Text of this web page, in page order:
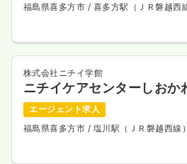
給与 22.2万円〜/月 賞与2回
※一例
時間 8:45～17:00
日祝休み
オンコールあり 月給28
気になる
福島県喜多方市 / 喜多方駅（ＪＲ磐越西
株式会社ニチイ学館
ニチイケアセンターしおか
エージェント求人
福島県喜多方市 / 塩川駅（ＪＲ磐越西線